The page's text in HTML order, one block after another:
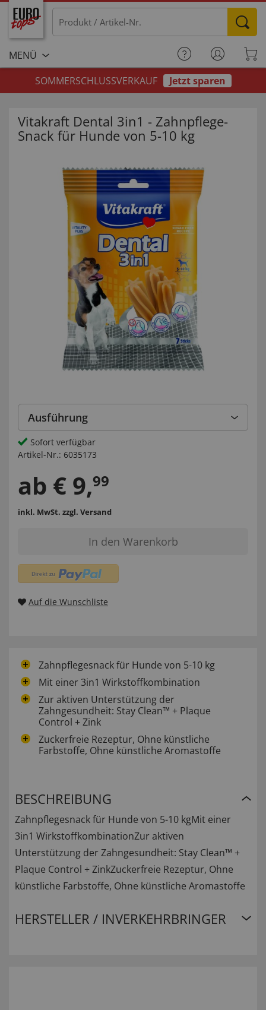
MENÜ
SOMMERSCHLUSSVERKAUF
Jetzt sparen
Vitakraft Dental 3in1 - Zahnpflege-
Snack für Hunde von 5-10 kg
Ausführung
Sofort verfügbar
Artikel-Nr.: 6035173
ab € 9,99
inkl. MwSt. zzgl. Versand
In den Warenkorb
Auf die Wunschliste
Zahnpflegesnack für Hunde von 5-10 kg
Mit einer 3in1 Wirkstoffkombination
Zur aktiven Unterstützung der
Zahngesundheit: Stay Clean™ + Plaque
Control + Zink
Zuckerfreie Rezeptur, Ohne künstliche
Farbstoffe, Ohne künstliche Aromastoffe
BESCHREIBUNG
Zahnpflegesnack für Hunde von 5-10 kgMit einer
3in1 WirkstoffkombinationZur aktiven
Unterstützung der Zahngesundheit: Stay Clean™ +
Plaque Control + ZinkZuckerfreie Rezeptur, Ohne
künstliche Farbstoffe, Ohne künstliche Aromastoffe
HERSTELLER / INVERKEHRBRINGER